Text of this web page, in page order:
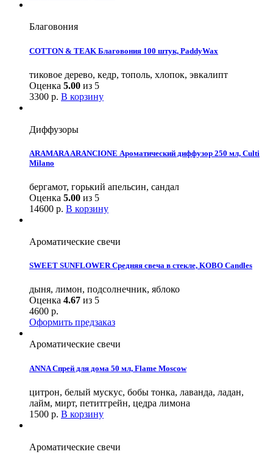
Благовония
COTTON & TEAK Благовония 100 штук, PaddyWax
тиковое дерево, кедр, тополь, хлопок, эвкалипт
Оценка 5.00 из 5
3300 р. В корзину
Диффузоры
ARAMARA ARANCIONE Ароматический диффузор 250 мл, Culti
Milano
бергамот, горький апельсин, сандал
Оценка 5.00 из 5
14600 р. В корзину
Ароматические свечи
SWEET SUNFLOWER Средняя свеча в стекле, KOBO Candles
дыня, лимон, подсолнечник, яблоко
Оценка 4.67 из 5
4600 р.
Оформить предзаказ
Ароматические свечи
ANNA Спрей для дома 50 мл, Flame Moscow
цитрон, белый мускус, бобы тонка, лаванда, ладан,
лайм, мирт, петитгрейн, цедра лимона
1500 р. В корзину
Ароматические свечи